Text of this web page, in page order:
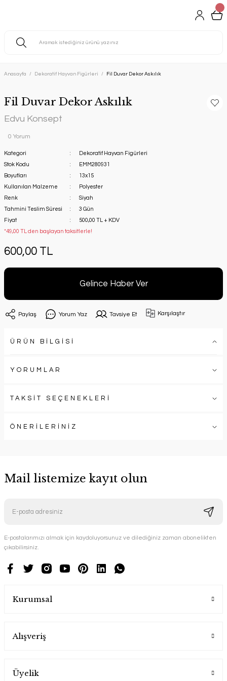
Anasayfa Dekoratif Hayvan Figürleri Fil Duvar Dekor Askılık
Fil Duvar Dekor Askılık
Edvu Konsept
0 Yorum
Kategori
Dekoratif Hayvan Figürleri
Stok Kodu
EMM280931
Boyutları
13x15
Kullanılan Malzeme
Polyester
Renk
Siyah
Tahmini Teslim Süresi
3 Gün
Fiyat
500,00 TL + KDV
*49,00 TL den başlayan taksitlerle!
600,00 TL
Gelince Haber Ver
Paylaş Yorum Yaz Tavsiye Et Karşılaştır
ÜRÜN BİLGİSİ
YORUMLAR
TAKSİT SEÇENEKLERİ
ÖNERİLERİNİZ
Mail listemize kayıt olun
E-postalarımızı almak için kaydoluyorsunuz ve dilediğiniz zaman abonelikten
çıkabilirsiniz.
Kurumsal
Alışveriş
Üyelik